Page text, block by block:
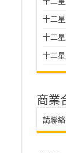
十二
十二
十二
商業
請聯絡